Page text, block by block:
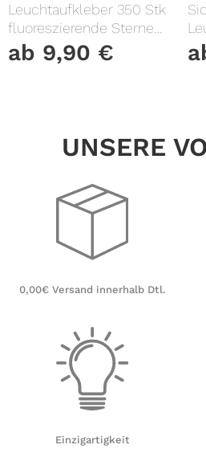
Leuchtaufkleber 350 Stk
fluoreszierende Sterne
und Punkte leuchten im
Dunklen Kinderzimmer
ab 9,90 €
UNSERE
0,00€ Versand innerhalb Dtl.
Einzigartigkeit